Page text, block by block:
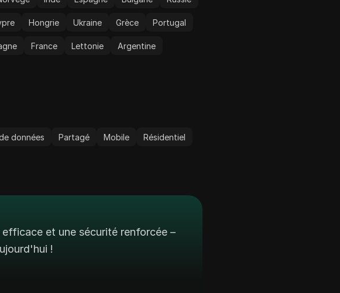
Hongrie Ukraine Grèce Portugal
France Lettonie Argentine
données Partagé Mobile Résidentiel
et une sécurité renforcée –
!